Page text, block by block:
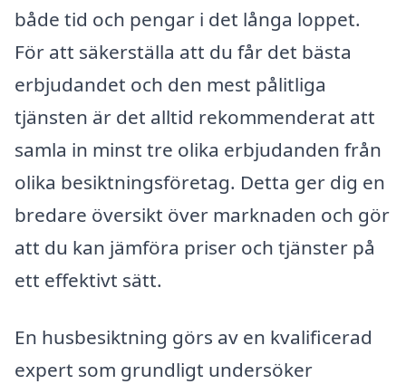
både tid och pengar i det långa loppet.
För att säkerställa att du får det bästa
erbjudandet och den mest pålitliga
tjänsten är det alltid rekommenderat att
samla in minst tre olika erbjudanden från
olika besiktningsföretag. Detta ger dig en
bredare översikt över marknaden och gör
att du kan jämföra priser och tjänster på
ett effektivt sätt.
En husbesiktning görs av en kvalificerad
expert som grundligt undersöker